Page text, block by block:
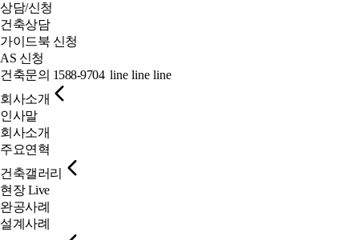
상담/신청
건축상담
가이드북 신청
AS 신청
건축문의 1588-9704 line line line
회사소개
인사말
회사소개
주요연혁
건축갤러리
현장 Live
완공사례
설계사례